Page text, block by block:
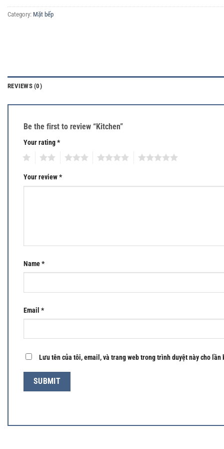
Category: Mặt bếp
REVIEWS (0)
Be the first to review “Kitchen”
Your rating*
Your review*
Name*
Email *
Lưu tên của tôi, email, và trang web trong trình duyệt này cho